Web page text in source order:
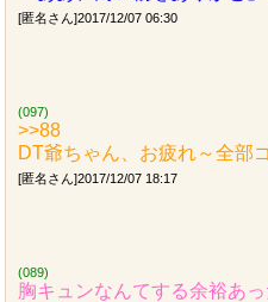
[匿名さん]2017/12/07 06:30
(097)
>>88
DT爺ちゃん、お疲れ～全部
[匿名さん]2017/12/07 18:17
(089)
胸キュンなんてする余裕あ